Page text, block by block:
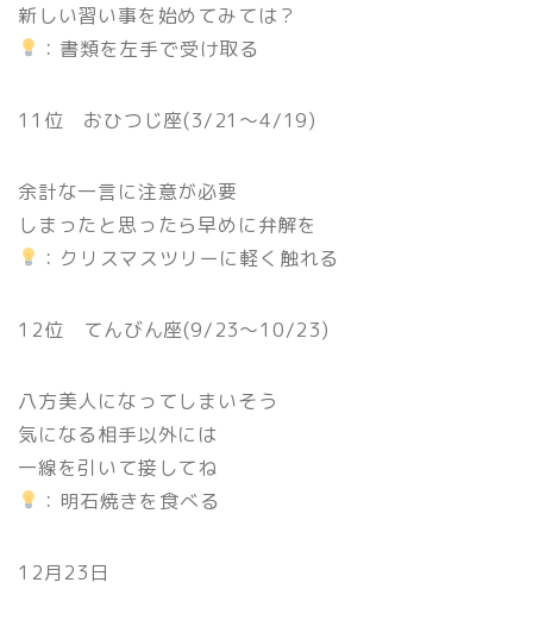
新しい習い事を始めてみては？
：書類を左手で受け取る
11位 おひつじ座(3/21〜4/19)
余計な一言に注意が必要
しまったと思ったら早めに弁解を
：クリスマスツリーに軽く触れる
12位 てんびん座(9/23〜10/23)
八方美人になってしまいそう
気になる相手以外には
一線を引いて接してね
：明石焼きを食べる
12月23日